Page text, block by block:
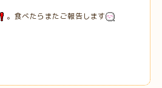
。食べたらまたご報告します